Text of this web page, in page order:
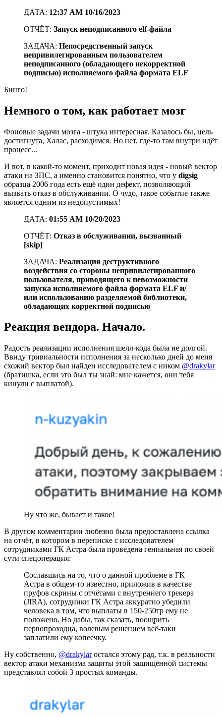
ДАТА: 12:37 AM 10/16/2023
ОТЧЁТ: Запуск неподписанного elf-файла
ЗАДАЧА: Непосредственный запуск
непривилегированным пользователем
неподписанного (обладающего некорректной
подписью) исполняемого файла формата ELF
Бинго!
Немного о том, как работает мозг
Фоновые задачи мозга - штука интересная. Казалось бы, цель
достигнута, Халас, расходимся. Но нет, где-то там внутри идёт
процесс...
И вот, в какой-то момент, приходит новая идея - новый вектор
атаки на ЗПС, а именно становится понятно, что у digsig
образца 2006 года есть ещё один дефект, позволяющий
вызвать отказ в обслуживании. О чудо, такое событие также
является одним из недопустимых!
ДАТА: 01:55 AM 10/20/2023
ОТЧЁТ: Отказ в обслуживании, вызванный
[skip]
ЗАДАЧА: Реализация деструктивного
воздействия со стороны непривилегированного
пользователя, приводящего к невозможности
запуска исполняемого файла формата ELF и/
или использованию разделяемой библиотеки,
обладающих корректной подписью
Реакция вендора. Начало.
Радость реализации исполнения шелл-кода была не долгой.
Ввиду тривиальности исполнения за несколько дней до меня
схожий вектор был найден исследователем с ником @drakylar
(братишка, если это был ты знай: мне кажется, они тебя
кинули с выплатой).
Ну что же, бывает и такое!
В другом комментарии любезно была предоставлена ссылка
на отчёт, в котором в переписке с исследователем
сотрудниками ГК Астра была проведена гениальная по своей
сути спецоперация:
Сославшись на то, что о данной проблеме в ГК
Астра в общем-то известно, приложив в качестве
пруфов скрины с отчётами с внутреннего трекера
(JIRA), сотрудники ГК Астра аккуратно убедили
человека в том, что выплаты в 150-250тр ему не
положено. Но дабы, так сказать, поощрить
первопроходца, волевым решением всё-таки
заплатили ему копеечку.
Ну собственно, @drakylarостался этому рад, т.к. в реальности
вектор атаки механизма защиты этой защищённой системы
представлял собой 3 простых команды.